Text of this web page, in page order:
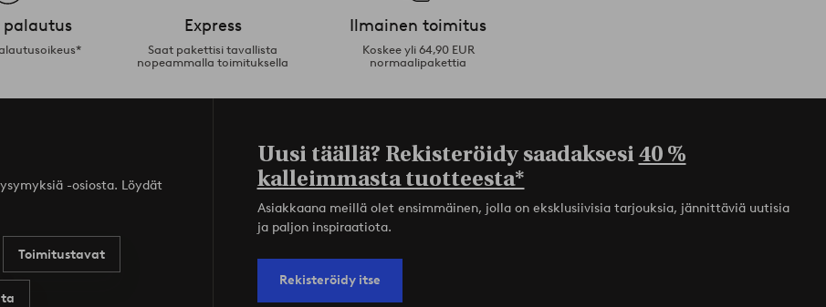
palautus Express
Saat pakettisi tavallista
nopeammalla toimituksella
Ilmainen toimitus
Koskee yli 64,90 EUR
normaalipakettia
-osiosta. Löydät
Toimitustavat
Uusi täällä? Rekisteröidy saadaksesi40 %
kalleimmasta tuotteesta*
Asiakkaana meillä olet ensimmäinen, jolla on eksklusiivisia tarjouksia, jännittäviä uutisia
ja paljon inspiraatiota.
Rekisteröidy itse